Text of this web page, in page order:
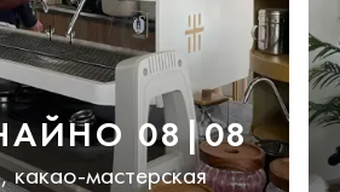
08|08
какао-мастерская